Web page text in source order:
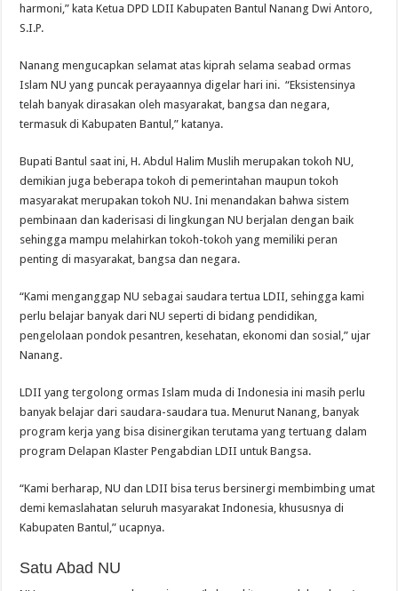
harmoni,” kata Ketua DPD LDII Kabupaten Bantul Nanang Dwi Antoro,
S.I.P.
Nanang mengucapkan selamat atas kiprah selama seabad ormas
Islam NU yang puncak perayaannya digelar hari ini. “Eksistensinya
telah banyak dirasakan oleh masyarakat, bangsa dan negara,
termasuk di Kabupaten Bantul,” katanya.
Bupati Bantul saat ini, H. Abdul Halim Muslih merupakan tokoh NU,
demikian juga beberapa tokoh di pemerintahan maupun tokoh
masyarakat merupakan tokoh NU. Ini menandakan bahwa sistem
pembinaan dan kaderisasi di lingkungan NU berjalan dengan baik
sehingga mampu melahirkan tokoh-tokoh yang memiliki peran
penting di masyarakat, bangsa dan negara.
“Kami menganggap NU sebagai saudara tertua LDII, sehingga kami
perlu belajar banyak dari NU seperti di bidang pendidikan,
pengelolaan pondok pesantren, kesehatan, ekonomi dan sosial,” ujar
Nanang.
LDII yang tergolong ormas Islam muda di Indonesia ini masih perlu
banyak belajar dari saudara-saudara tua. Menurut Nanang, banyak
program kerja yang bisa disinergikan terutama yang tertuang dalam
program Delapan Klaster Pengabdian LDII untuk Bangsa.
“Kami berharap, NU dan LDII bisa terus bersinergi membimbing umat
demi kemaslahatan seluruh masyarakat Indonesia, khususnya di
Kabupaten Bantul,” ucapnya.
Satu Abad NU